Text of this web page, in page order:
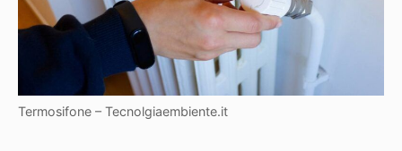
Termosifone – Tecnolgiaembiente.it